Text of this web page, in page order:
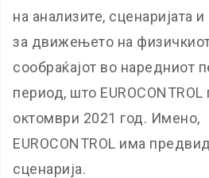
на анализите, сценаријата
за движењето на
сообраќајот во наредниот
период, што EUROCONTROL
октомври 2021 год. Имено,
EUROCONTROL има
сценарија.